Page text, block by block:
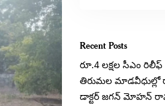
Recent Posts
రూ.4 లక్షల సీఎం
తిరుమల మాడవీధుల్లో
డాక్టర్ జగన్ మోహన్